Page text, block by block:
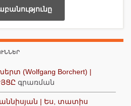
(Wolfgang Borchert) |
գրառման
| Ես, տատիս